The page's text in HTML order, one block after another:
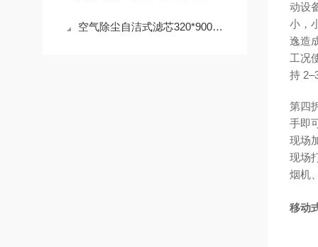
空气除尘自洁式滤芯320*900mm 性能
动设
小，
逸造
工况
持
第四
手即
现场
现场
烟机
移动